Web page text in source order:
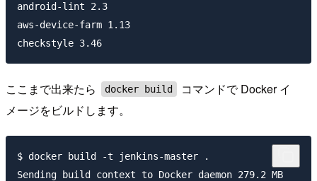
android-lint 2.3
aws-device-farm 1.13
ここまで出来たら docker build
コマンドで Docker イ
メージをビルドします。
$ docker build -t jenkins-master .
Sending build context to Docker daemon 279.2 MB